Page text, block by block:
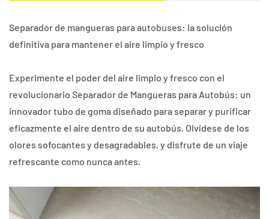
Separador de mangueras para autobuses: la solución
definitiva para mantener el aire limpio y fresco
Experimente el poder del aire limpio y fresco con el
revolucionario Separador de Mangueras para Autobús: un
innovador tubo de goma diseñado para separar y purificar
eficazmente el aire dentro de su autobús. Olvídese de los
olores sofocantes y desagradables, y disfrute de un viaje
refrescante como nunca antes.